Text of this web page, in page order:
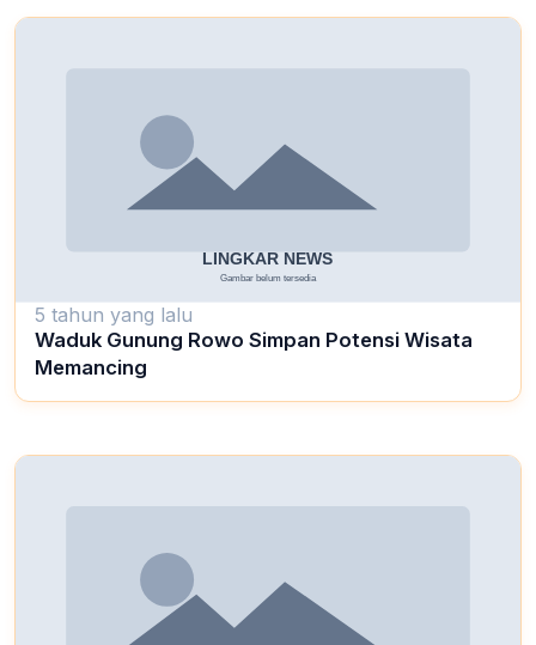
5 tahun yang lalu
Waduk Gunung Rowo Simpan Potensi Wisata
Memancing